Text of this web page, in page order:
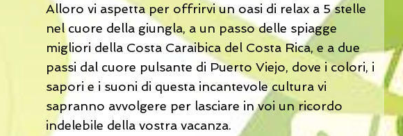
Alloro vi aspetta per offrirvi un oasi di relax a 5 stelle
nel cuore della giungla, a un passo delle spiagge
migliori della Costa Caraibica del Costa Rica, e a due
passi dal cuore pulsante di Puerto Viejo, dove i colori, i
sapori e i suoni di questa incantevole cultura vi
sapranno avvolgere per lasciare in voi un ricordo
indelebile della vostra vacanza.